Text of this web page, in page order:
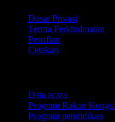
Dasar Privasi
Terma Perkhidmatan
Penafian
Cetakan
Data acara
Program Rakan Kongsi
Program pendidikan